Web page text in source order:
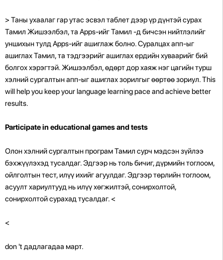
> Таны ухаалаг гар утас эсвэл таблет дээр үр дүнтэй сурах
Тамил Жишээлбэл, та Apps-ийг Тамил -д бичсэн нийтлэлийг
уншихын тулд Apps-ийг ашиглаж болно. Суралцах апп-ыг
ашиглах Тамил, та тэдгээрийг ашиглах ердийн хуваарийг бий
болгох хэрэгтэй. Жишээлбэл, өдөрт дор хаяж нэг цагийн турш
хэлний сургалтын апп-ыг ашиглах зорилгыг өөртөө зориул. This
will help you keep your language learning pace and achieve better
results.
Participate in educational games and tests
Олон хэлний сургалтын програм Тамил сурч мэдсэн зүйлээ
бэхжүүлэхэд тусалдаг. Эдгээр нь толь бичиг, дүрмийн тоглоом,
ойлголтын тест, илүү ихийг агуулдаг. Эдгээр төрлийн тоглоом,
асуулт хариултууд нь илүү хөгжилтэй, сонирхолтой,
сонирхолтой сурахад тусалдаг. <
<
don 't дадлагадаа март.